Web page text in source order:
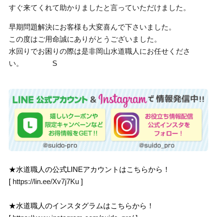
すぐ来てくれて助かりましたと言っていただけました。
早期問題解決にお客様も大変喜んで下さいました。
この度はご用命誠にありがとうございました。
水回りでお困りの際は是非岡山水道職人にお任せくださ
い。 S
★水道職人の公式LINEアカウントはこちらから！
[ https://lin.ee/Xv7j7Ku ]
★水道職人のインスタグラムはこちらから！